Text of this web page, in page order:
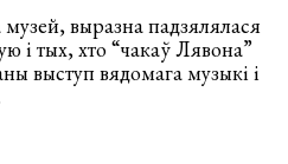
выразна падзялялася
і тых, хто “чакаў Лявона”
выступ вядомага музыкі і